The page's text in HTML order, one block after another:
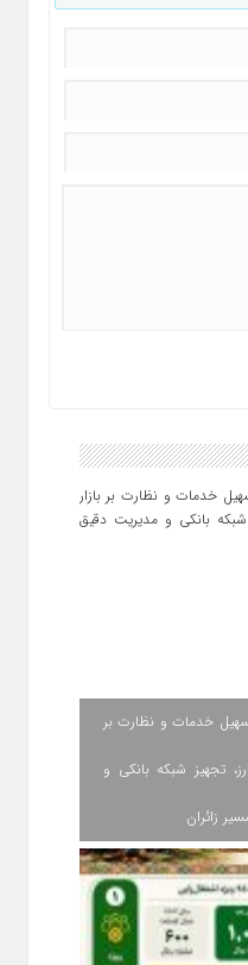
تسهیل خدمات و نظارت بر
۱۴۰۵ | تأمین ارز، تجهیز شبکه بانکی و
زائران